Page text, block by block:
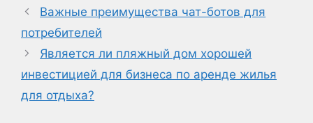
Важные преимущества чат-ботов для
потребителей
Является ли пляжный дом хорошей
инвестицией для бизнеса по аренде жилья
для отдыха?